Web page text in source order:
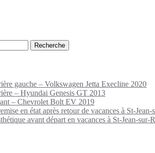
gauche – Volkswagen Jetta Execline 2020
– Hyundai Genesis GT 2013
– Chevrolet Bolt EV 2019
en état après retour de vacances à St-
avant départ en vacances à St-Jean-